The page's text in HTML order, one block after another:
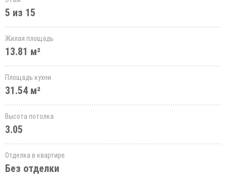
5 из 15
Жилая площадь
13.81 м²
Площадь кухни
31.54 м²
Высота потолка
3.05
Отделка в квартире
Без отделки